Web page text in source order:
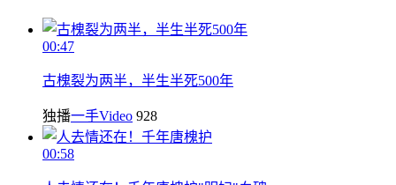
00:47
古槐裂为两半，半生半死500年
独播一手Video 928
00:58